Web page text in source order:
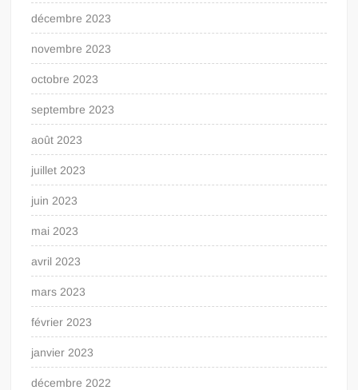
décembre 2023
novembre 2023
octobre 2023
septembre 2023
août 2023
juillet 2023
juin 2023
mai 2023
avril 2023
mars 2023
février 2023
janvier 2023
décembre 2022